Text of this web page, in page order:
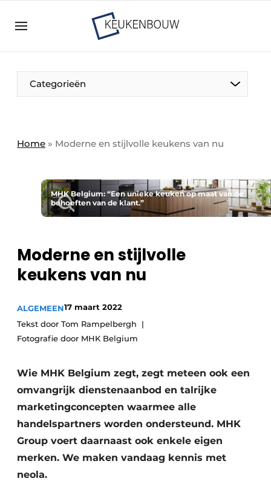
Bedrijven
Bedrijven
Direct contact
Keukenbouw | Platform over design en techniek
in de keuken-, woon-, en badkamerbranche
Meest gelezen
Podcasts
Privacy / Cookie statement
Categorieën
Home » Moderne en stijlvolle keukens van nu
MHK Belgium: “Een unieke keuken op maat van de
behoeften van de klant.”
Moderne en stijlvolle
keukens van nu
ALGEMEEN17 maart 2022
Tekst door Tom Rampelbergh
Fotografie door MHK Belgium
Wie MHK Belgium zegt, zegt meteen ook een
omvangrijk dienstenaanbod en talrijke
marketingconcepten waarmee alle
handelspartners worden ondersteund. MHK
Group voert daarnaast ook enkele eigen
merken. We maken vandaag kennis met
neola.